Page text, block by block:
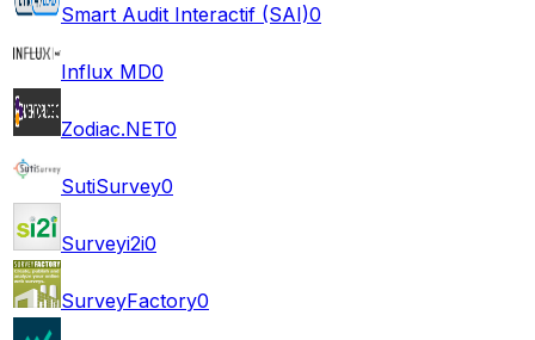
Smart Audit Interactif (SAI)0
Influx MD0
Zodiac.NET0
SutiSurvey0
Surveyi2i0
SurveyFactory0